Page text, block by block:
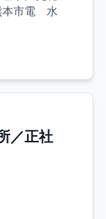
本市電 水
／正社